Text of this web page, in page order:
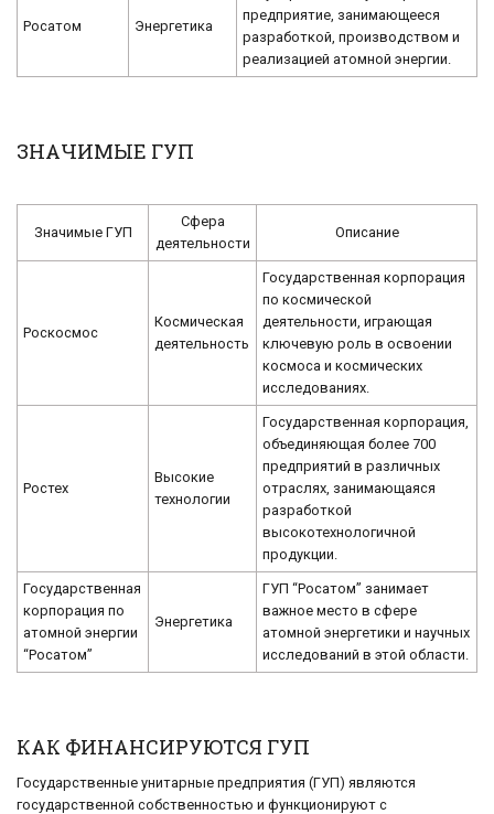
Росатом Энергетика
предприятие, занимающееся
разработкой, производством и
реализацией атомной энергии.
ЗНАЧИМЫЕ ГУП
Значимые ГУП
Сфера
деятельности
Описание
Роскосмос
Космическая
деятельность
Государственная корпорация
по космической
деятельности, играющая
ключевую роль в освоении
космоса и космических
исследованиях.
Ростех
Высокие
технологии
Государственная корпорация,
объединяющая более 700
предприятий в различных
отраслях, занимающаяся
разработкой
высокотехнологичной
продукции.
Государственная
корпорация по
атомной энергии
“Росатом”
Энергетика
ГУП “Росатом” занимает
важное место в сфере
атомной энергетики и научных
исследований в этой области.
КАК ФИНАНСИРУЮТСЯ ГУП
Государственные унитарные предприятия (ГУП) являются
государственной собственностью и функционируют с